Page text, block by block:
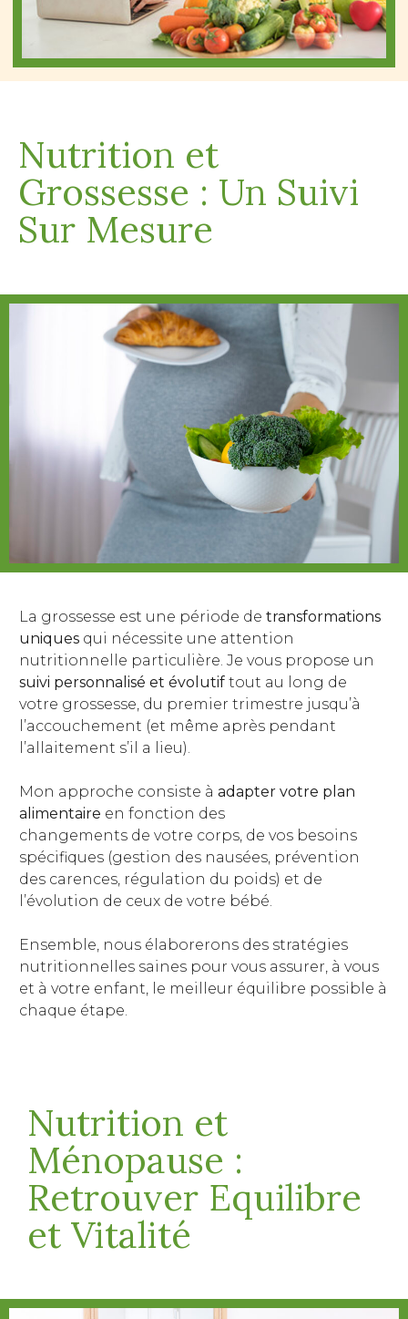
Nutrition et
Grossesse : Un Suivi
Sur Mesure
La grossesse est une période de transformations
uniques qui nécessite une attention
nutritionnelle particulière. Je vous propose un
suivi personnalisé et évolutif tout au long de
votre grossesse, du premier trimestre jusqu’à
l’accouchement (et même après pendant
l’allaitement s’il a lieu).
Mon approche consiste à adapter votre plan
alimentaire en fonction des
changements de votre corps, de vos besoins
spécifiques (gestion des nausées, prévention
des carences, régulation du poids) et de
l’évolution de ceux de votre bébé.
Ensemble, nous élaborerons des stratégies
nutritionnelles saines pour vous assurer, à vous
et à votre enfant, le meilleur équilibre possible à
chaque étape.
Nutrition et
Ménopause :
Retrouver Equilibre
et Vitalité